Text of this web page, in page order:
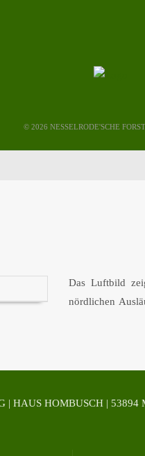
© 2026 NESSELRODE'SCHE
Das Luftbild
nördlichen
| HAUS HOMBUSCH |